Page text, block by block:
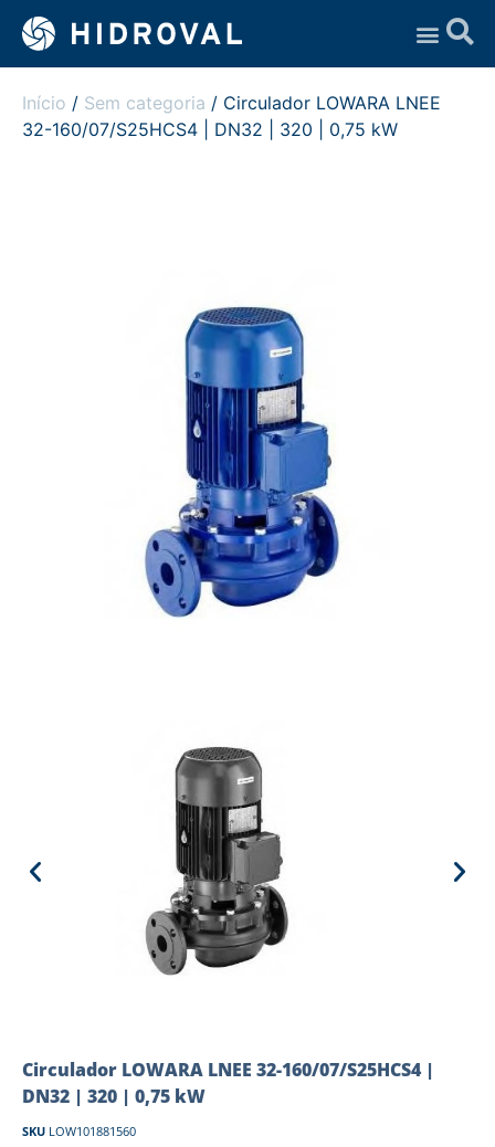
Início / Sem categoria / Circulador LOWARA LNEE
32-160/07/S25HCS4 | DN32 | 320 | 0,75 kW
Circulador LOWARA LNEE 32-160/07/S25HCS4 |
DN32 | 320 | 0,75 kW
SKU LOW101881560